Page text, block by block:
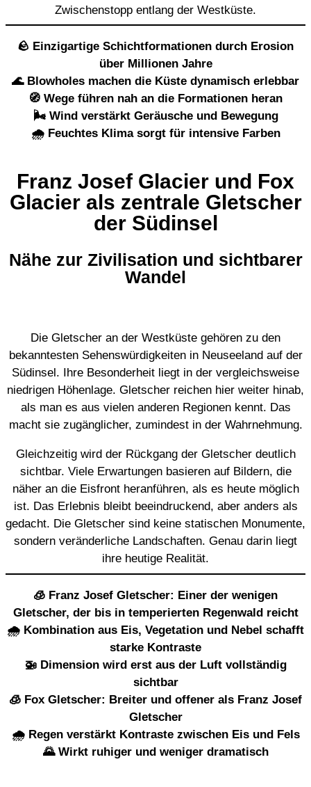
Zwischenstopp entlang der Westküste.
🪨 Einzigartige Schichtformationen durch Erosion
über Millionen Jahre
🌊 Blowholes machen die Küste dynamisch erlebbar
🧭 Wege führen nah an die Formationen heran
🌬️ Wind verstärkt Geräusche und Bewegung
🌧️ Feuchtes Klima sorgt für intensive Farben
Franz Josef Glacier und Fox
Glacier als zentrale Gletscher
der Südinsel
Nähe zur Zivilisation und sichtbarer
Wandel
Die Gletscher an der Westküste gehören zu den
bekanntesten Sehenswürdigkeiten in Neuseeland auf der
Südinsel. Ihre Besonderheit liegt in der vergleichsweise
niedrigen Höhenlage. Gletscher reichen hier weiter hinab,
als man es aus vielen anderen Regionen kennt. Das
macht sie zugänglicher, zumindest in der Wahrnehmung.
Gleichzeitig wird der Rückgang der Gletscher deutlich
sichtbar. Viele Erwartungen basieren auf Bildern, die
näher an die Eisfront heranführen, als es heute möglich
ist. Das Erlebnis bleibt beeindruckend, aber anders als
gedacht. Die Gletscher sind keine statischen Monumente,
sondern veränderliche Landschaften. Genau darin liegt
ihre heutige Realität.
🧊 Franz Josef Gletscher: Einer der wenigen
Gletscher, der bis in temperierten Regenwald reicht
🌧️ Kombination aus Eis, Vegetation und Nebel schafft
starke Kontraste
🚁 Dimension wird erst aus der Luft vollständig
sichtbar
🧊 Fox Gletscher: Breiter und offener als Franz Josef
Gletscher
🌧️ Regen verstärkt Kontraste zwischen Eis und Fels
🌄 Wirkt ruhiger und weniger dramatisch